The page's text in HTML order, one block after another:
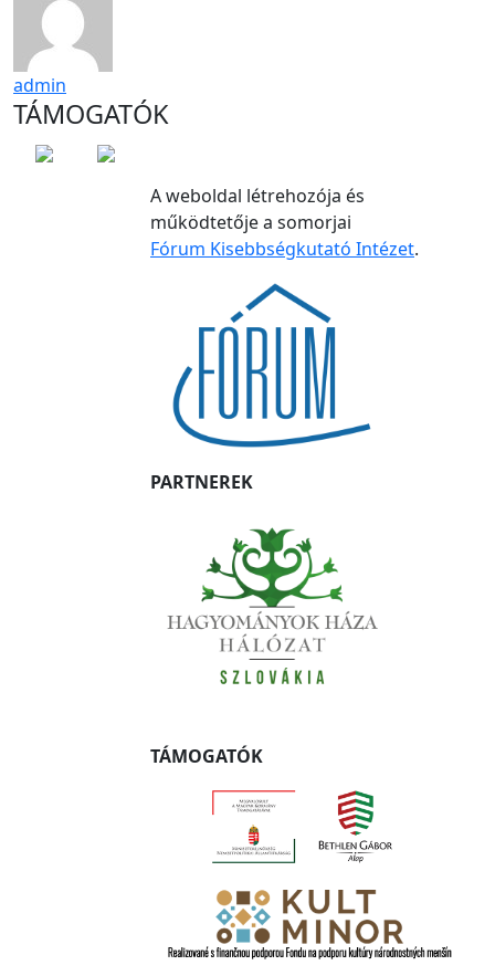
admin
TÁMOGATÓK
A weboldal létrehozója és
működtetője a somorjai
Fórum Kisebbségkutató Intézet.
PARTNEREK
TÁMOGATÓK